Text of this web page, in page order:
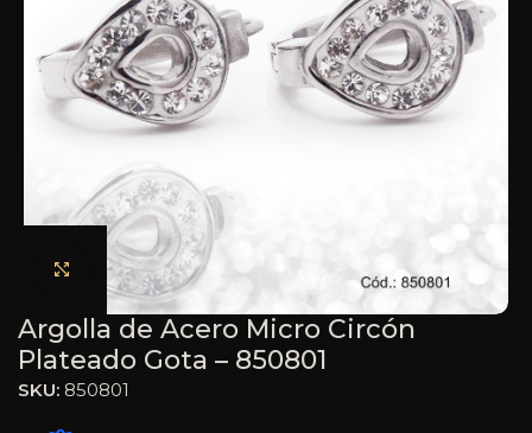
Haga clic para ampliar
Argolla de Acero Micro Circón
Plateado Gota – 850801
SKU: 850801